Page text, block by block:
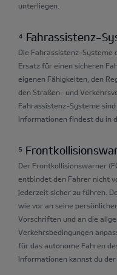
unterliegen.
⁴ Fahrassistenz-
Die Fahrassistenz-Systeme
Ersatz für einen sicheren
eigenen Fähigkeiten, den
den Straßen- und
Fahrassistenz-Systeme
Informationen findest du in
⁵
Der Frontkollisionswarner
entbindet den Fahrer nicht
jederzeit sicher zu führen.
wie vor an seine
Vorschriften und an die
Verkehrsbedingungen
für das autonome Fahren
Informationen kannst du